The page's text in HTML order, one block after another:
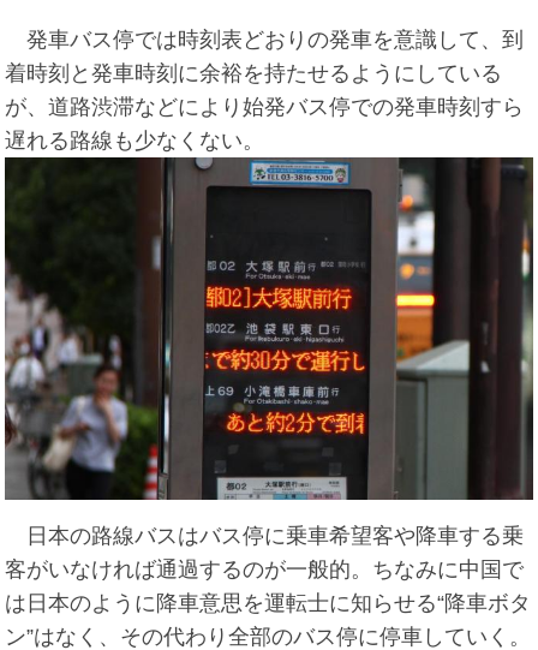
発車バス停では時刻表どおりの発車を意識して、到
着時刻と発車時刻に余裕を持たせるようにしている
が、道路渋滞などにより始発バス停での発車時刻すら
遅れる路線も少なくない。
日本の路線バスはバス停に乗車希望客や降車する乗
客がいなければ通過するのが一般的。ちなみに中国で
は日本のように降車意思を運転士に知らせる“降車ボタ
ン”はなく、その代わり全部のバス停に停車していく。